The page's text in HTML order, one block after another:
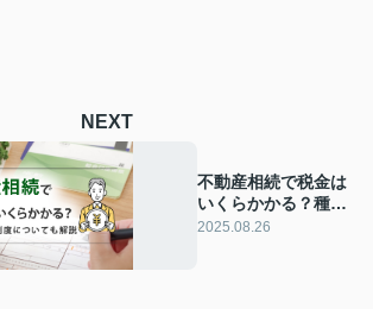
NEXT
不動産相続で税金は
いくらかかる？種類
や控除制度について
2025.08.26